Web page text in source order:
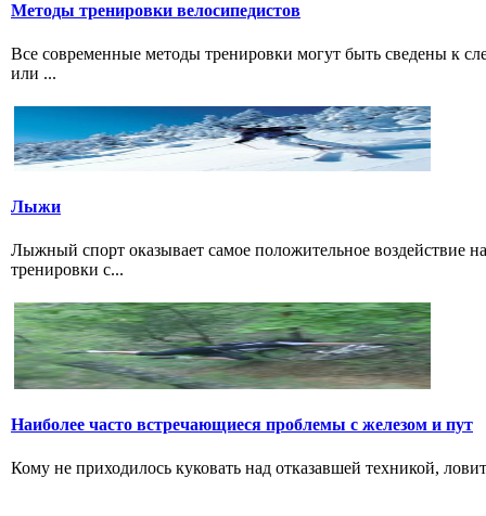
Методы тренировки велосипедистов
Все современные методы тренировки могут быть сведены к
или ...
Лыжи
Лыжный спорт оказывает самое положительное воздействие
тренировки с...
Наиболее часто встречающиеся проблемы с железом и пут
Кому не приходилось куковать над отказавшей техникой,